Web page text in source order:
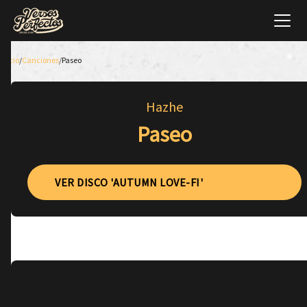
Inicio/Canciones/Paseo
Hazhe
Paseo
VER DISCO 'AUTUMN LOVE-FI'